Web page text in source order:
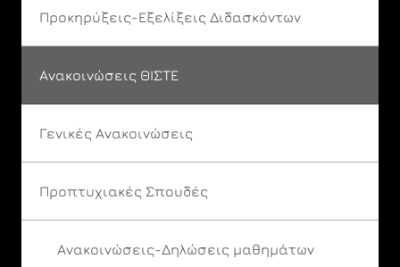
Προκηρύξεις-Εξελίξεις Διδασκόντων
Ανακοινώσεις ΘΙΣΤΕ
Γενικές Ανακοινώσεις
Προπτυχιακές Σπουδές
Ανακοινώσεις-Δηλώσεις μαθημάτων